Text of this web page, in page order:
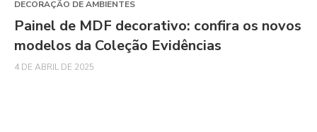
DECORAÇÃO DE AMBIENTES
Painel de MDF decorativo: confira os novos
modelos da Coleção Evidências
4 DE ABRIL DE 2025